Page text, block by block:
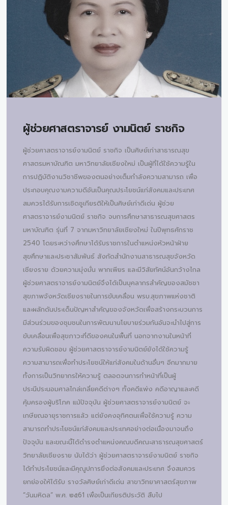
ผู้ช่วยศาสตราจารย์ งามนิตย์ ราชกิจ
ผู้ช่วยศาสตราจารย์งามนิตย์ ราชกิจ เป็นศิษย์เก่าสาธารณสุข
ศาสตรมหาบัณฑิต มหาวิทยาลัยเชียงใหม่ เป็นผู้ที่ได้ใช้ความรู้ใน
การปฏิบัติงานวิชาชีพของตนอย่างเต็มกำลังความสามารถ เพื่อ
ประกอบคุณงามความดีอันเป็นคุณประโยชน์แก่สังคมและประเทศ
สมควรได้รับการเชิดชูเกียรติให้เป็นศิษย์เก่าดีเด่น ผู้ช่วย
ศาสตราจารย์งามนิตย์ ราชกิจ จบการศึกษาสาธารณสุขศาสตร
มหาบัณฑิต รุ่นที่ 7 จากมหาวิทยาลัยเชียงใหม่ ในปีพุทธศักราช
2540 โดยระหว่างศึกษาได้รับราชการในตำแหน่งหัวหน้าฝ่าย
สุขศึกษาและประชาสัมพันธ์ สังกัดสำนักงานสาธารณสุขจังหวัด
เชียงราย ด้วยความมุ่งมั่น พากเพียร และมีวิสัยทัศน์อันกว้างไกล
ผู้ช่วยศาสตราจารย์งามนิตย์จึงได้เป็นบุคลากรสำคัญของสมัชชา
สุขภาพจังหวัดเชียงรายในการขับเคลื่อน พรบ.สุขภาพแห่งชาติ
และผลักดันประเด็นปัญหาสำคัญของจังหวัดเพื่อสร้างกระบวนการ
มีส่วนร่วมของชุมชนในการพัฒนานโยบายร่วมกันอันจะนำไปสู่การ
ขับเคลื่อนเพื่อสุขภาวะที่ดีของคนในพื้นที่ นอกจากงานในหน้าที่
ความรับผิดชอบ ผู้ช่วยศาสตราจารย์งามนิตย์ยังได้ใช้ความรู้
ความสามารถเพื่อทำประโยชน์ให้แก่สังคมในด้านอื่นๆ อีกมากมาย
ทั้งการเป็นวิทยากรให้ความรู้ ตลอดจนการทำหน้าที่เป็นผู้
ประนีประนอมศาลไกล่เกลี่ยคดีต่างๆ ทั้งคดีแพ่ง คดีอาญาและคดี
คุ้มครองผู้บริโภค แม้ปัจจุบัน ผู้ช่วยศาสตราจารย์งามนิตย์ จะ
เกษียณอายุราชการแล้ว แต่ยังคงอุทิศตนเพื่อใช้ความรู้ ความ
สามารถทำประโยชน์แก่สังคมและประเทศอย่างต่อเนื่องมาจนถึง
ปัจจุบัน และขณะนี้ได้ดำรงตำแหน่งคณบดีคณะสาธารณสุขศาสตร์
วิทยาลัยเชียงราย นับได้ว่า ผู้ช่วยศาสตราจารย์งามนิตย์ ราชกิจ
ได้ทำประโยชน์และมีคุณูปการยิ่งต่อสังคมและประเทศ จึงสมควร
ยกย่องให้ได้รับ รางวัลศิษย์เก่าดีเด่น สาขาวิทยาศาสตร์สุขภาพ
“วันมหิดล” พ.ศ. ๒๕61 เพื่อเป็นเกียรติประวัติ สืบไป